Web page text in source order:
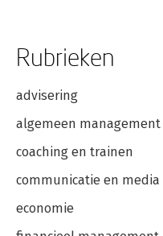
Rubrieken
advisering
algemeen management
coaching en trainen
communicatie en media
economie